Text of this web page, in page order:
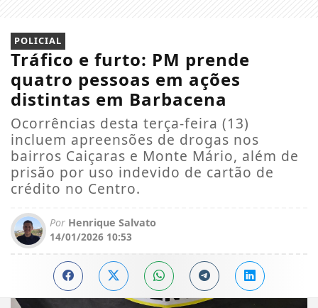
POLICIAL
Tráfico e furto: PM prende
quatro pessoas em ações
distintas em Barbacena
Ocorrências desta terça-feira (13)
incluem apreensões de drogas nos
bairros Caiçaras e Monte Mário, além de
prisão por uso indevido de cartão de
crédito no Centro.
Por Henrique Salvato
14/01/2026 10:53